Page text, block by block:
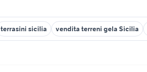
terrasini sicilia vendita terreni gela Sicilia